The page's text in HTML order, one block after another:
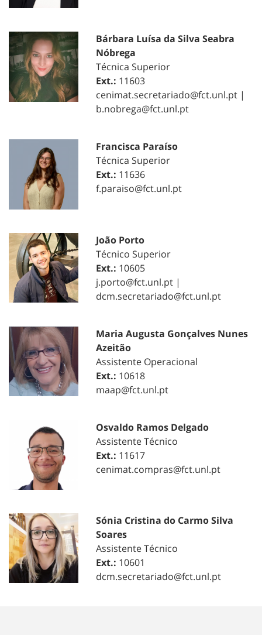
Bárbara Luísa da Silva Seabra
Nóbrega
Técnica Superior
Ext.: 11603
cenimat.secretariado@fct.unl.pt |
b.nobrega@fct.unl.pt
Francisca Paraíso
Técnica Superior
Ext.: 11636
f.paraiso@fct.unl.pt
João Porto
Técnico Superior
Ext.: 10605
j.porto@fct.unl.pt |
dcm.secretariado@fct.unl.pt
Maria Augusta Gonçalves Nunes
Azeitão
Assistente Operacional
Ext.: 10618
maap@fct.unl.pt
Osvaldo Ramos Delgado
Assistente Técnico
Ext.: 11617
cenimat.compras@fct.unl.pt
Sónia Cristina do Carmo Silva
Soares
Assistente Técnico
Ext.: 10601
dcm.secretariado@fct.unl.pt